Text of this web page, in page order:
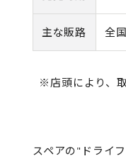
主な販路 全
※店頭により、
スペアの"ドライ